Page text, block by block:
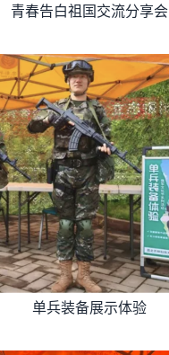
青春告白祖国交流分享会
单兵装备展示体验